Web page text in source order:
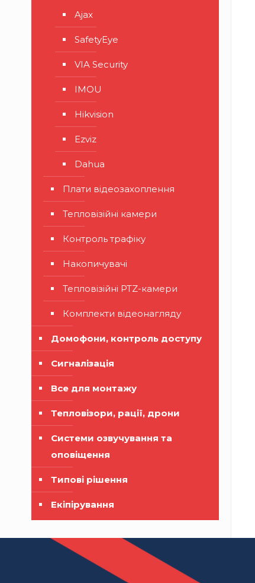
Ajax
SafetyEye
VIA Security
IMOU
Hikvision
Ezviz
Dahua
Плати відеозахоплення
Тепловізійні камери
Контроль трафіку
Накопичувачі
Тепловізійні PTZ-камери
Комплекти відеонагляду
Домофони, контроль доступу
Сигналізація
Все для монтажу
Тепловізори, рації, дрони
Системи озвучування та
оповіщення
Типові рішення
Екіпірування